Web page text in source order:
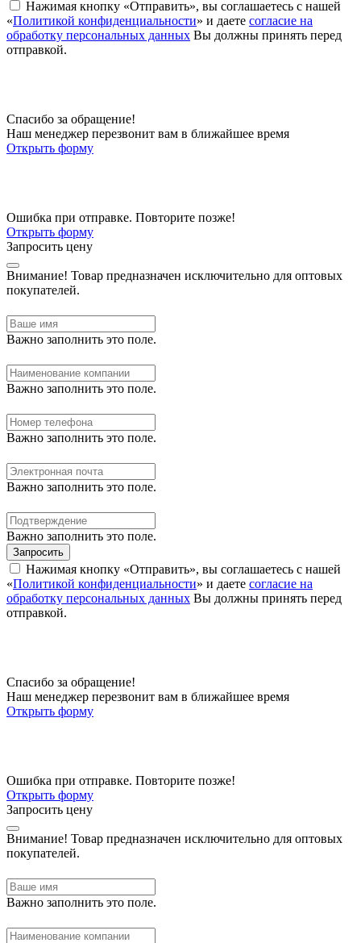
Нажимая кнопку «Отправить», вы соглашаетесь с нашей
«Политикой конфиденциальности» и даете согласие на
обработку персональных данных Вы должны принять перед
отправкой.
Спасибо за обращение!
Наш менеджер перезвонит вам в ближайшее время
Открыть форму
Ошибка при отправке. Повторите позже!
Открыть форму
Запросить цену
Внимание! Товар предназначен исключительно для оптовых
покупателей.
Важно заполнить это поле.
Важно заполнить это поле.
Важно заполнить это поле.
Важно заполнить это поле.
Важно заполнить это поле.
Запросить
Нажимая кнопку «Отправить», вы соглашаетесь с нашей
«Политикой конфиденциальности» и даете согласие на
обработку персональных данных Вы должны принять перед
отправкой.
Спасибо за обращение!
Наш менеджер перезвонит вам в ближайшее время
Открыть форму
Ошибка при отправке. Повторите позже!
Открыть форму
Запросить цену
Внимание! Товар предназначен исключительно для оптовых
покупателей.
Важно заполнить это поле.